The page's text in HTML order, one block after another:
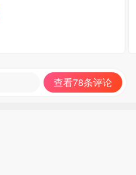
查看78条评论